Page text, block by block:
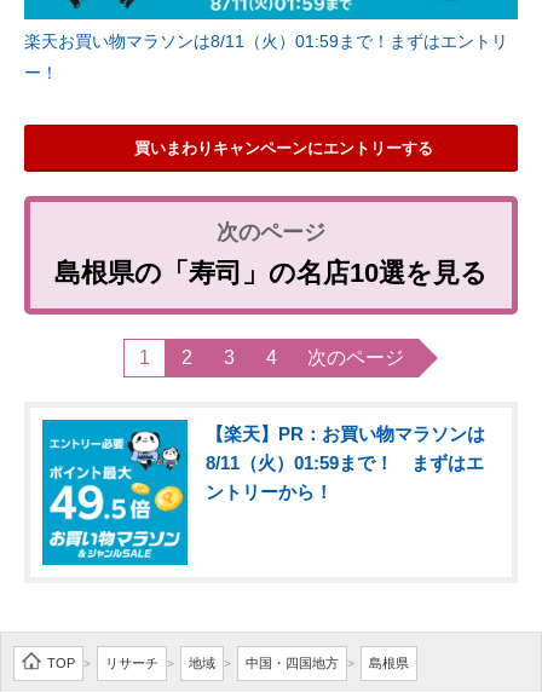
楽天お買い物マラソンは8/11（火）01:59まで！まずはエントリ
ー！
買いまわりキャンペーンにエントリーする
島根県の「寿司」の名店10選を見る
1 2 3 4 次のページ
【楽天】PR：お買い物マラソンは
8/11（火）01:59まで！ まずはエ
ントリーから！
TOP > リサーチ > 地域 > 中国・四国地方 > 島根県